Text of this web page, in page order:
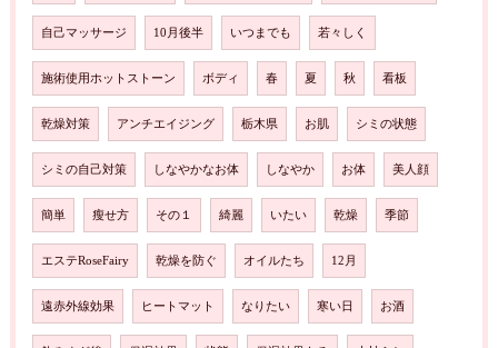
自己マッサージ 10月後半 いつまでも 若々しく
施術使用ホットストーン ボディ 春 夏 秋 看板
乾燥対策 アンチエイジング 栃木県 お肌 シミの状態
シミの自己対策 しなやかなお体 しなやか お体 美人顔
簡単 瘦せ方 その１ 綺麗 いたい 乾燥 季節
エステRoseFairy 乾燥を防ぐ オイルたち 12月
遠赤外線効果 ヒートマット なりたい 寒い日 お酒